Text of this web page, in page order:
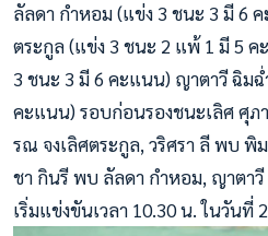
ลัลดา กำหอม (แข่ง 3 ชนะ 3 มี 6
ตระกูล (แข่ง 3 ชนะ 2 แพ้ 1 มี 5 ค
3 ชนะ 3 มี 6 คะแนน) ญาตาวี ฉิม
คะแนน) รอบก่อนรองชนะเลิศ ศุ
รณ จงเลิศตระกูล, วริศรา ลี พบ
ชา กินรี พบ ลัลดา กำหอม, ญาตา
เริ่มแข่งขันเวลา 10.30 น. ในวันที่